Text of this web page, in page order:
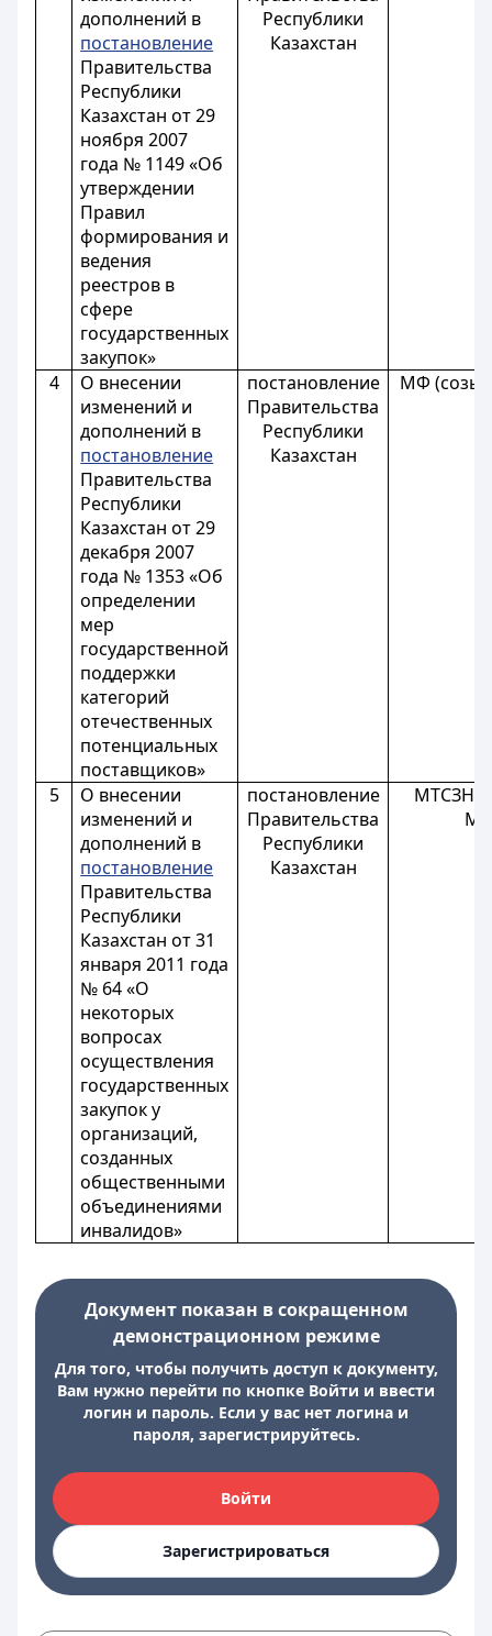
дополнений в
постановление
Правительства
Республики
Казахстан от 29
ноября 2007
года № 1149 «Об
утверждении
Правил
формирования и
ведения
реестров в
сфере
государственных
закупок»
Республики
Казахстан
4
О внесении
изменений и
дополнений в
постановление
Правительства
Республики
Казахстан от 29
декабря 2007
года № 1353 «Об
определении
мер
государственной
поддержки
категорий
отечественных
потенциальных
поставщиков»
постановление
Правительства
Республики
Казахстан
МФ
5
О внесении
изменений и
дополнений в
постановление
Правительства
Республики
Казахстан от 31
января 2011 года
№ 64 «О
некоторых
вопросах
осуществления
государственных
закупок у
организаций,
созданных
общественными
объединениями
инвалидов»
постановление
Правительства
Республики
Казахстан
МТСЗН
Документ показан в сокращенном
демонстрационном режиме
Для того, чтобы получить доступ к документу,
Вам нужно перейти по кнопке Войти и ввести
логин и пароль. Если у вас нет логина и
пароля, зарегистрируйтесь.
Войти
Зарегистрироваться